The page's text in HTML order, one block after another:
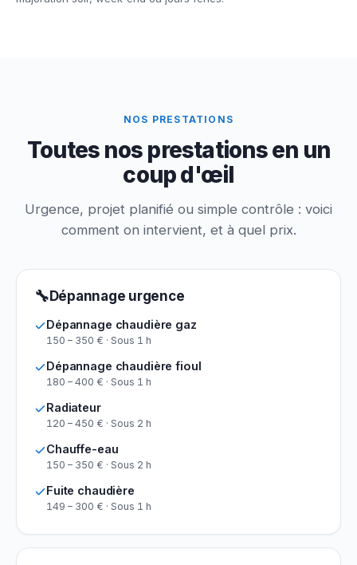
NOS PRESTATIONS
Toutes nos prestations en un
coup d'œil
Urgence, projet planifié ou simple contrôle : voici
comment on intervient, et à quel prix.
🔧 Dépannage urgence
Dépannage chaudière gaz
150 – 350 € · Sous 1 h
Dépannage chaudière fioul
180 – 400 € · Sous 1 h
Radiateur
120 – 450 € · Sous 2 h
Chauffe-eau
150 – 350 € · Sous 2 h
Fuite chaudière
149 – 300 € · Sous 1 h